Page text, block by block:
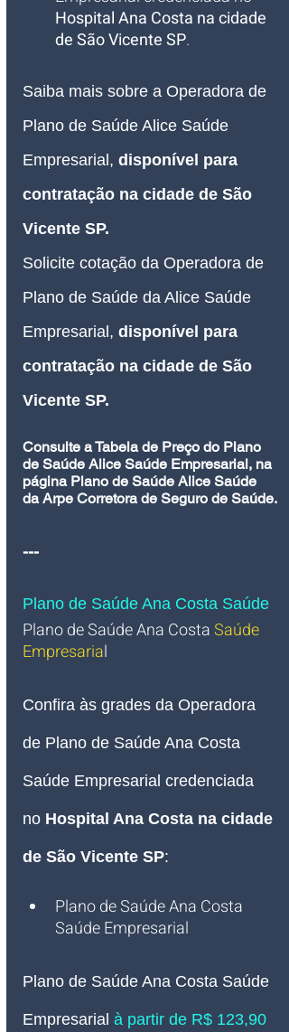
Hospital Ana Costa na cidade
de São Vicente SP.
Saiba mais sobre a Operadora de
Plano de Saúde Alice Saúde
Empresarial, disponível para
contratação na cidade de São
Vicente SP.
Solicite cotação da Operadora de
Plano de Saúde da Alice Saúde
Empresarial, disponível para
contratação na cidade de São
Vicente SP.
Consulte a Tabela de Preço do Plano
de Saúde Alice Saúde Empresarial, na
página Plano de Saúde Alice Saúde
da Arpe Corretora de Seguro de Saúde.
---
Plano de Saúde Ana Costa Saúde
Plano de Saúde Ana Costa Saúde
Empresarial
Confira às grades da Operadora
de Plano de Saúde Ana Costa
Saúde Empresarial credenciada
no Hospital Ana Costa na cidade
de São Vicente SP:
Plano de Saúde Ana Costa
Saúde Empresarial
Plano de Saúde Ana Costa Saúde
Empresarial à partir de R$ 123,90